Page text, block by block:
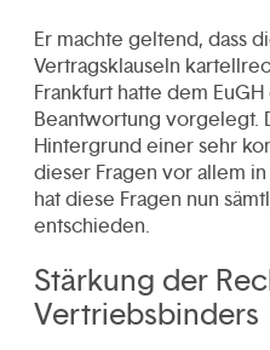
Er machte geltend, dass
Vertragsklauseln
Frankfurt hatte dem
Beantwortung vorgelegt.
Hintergrund einer sehr
dieser Fragen vor allem
hat diese Fragen nun
entschieden.
Stärkung der
Vertriebsbinders